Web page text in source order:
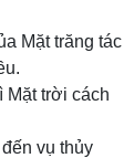
Mặt trăng tác
Mặt trời cách
vụ thủy